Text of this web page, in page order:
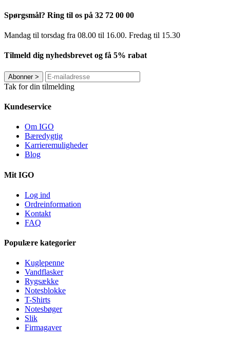
Spørgsmål? Ring til os på 32 72 00 00
Mandag til torsdag fra 08.00 til 16.00. Fredag ​​til 15.30
Tilmeld dig nyhedsbrevet og få 5% rabat
Abonner>
Tak for din tilmelding
Kundeservice
Om IGO
Bæredygtig
Karrieremuligheder
Blog
Mit IGO
Log ind
Ordreinformation
Kontakt
FAQ
Populære kategorier
Kuglepenne
Vandflasker
Rygsække
Notesblokke
T-Shirts
Notesbøger
Slik
Firmagaver